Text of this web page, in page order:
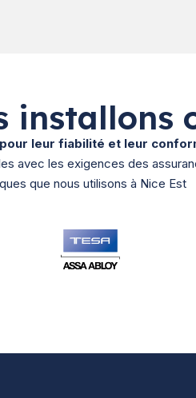
installons
leur fiabilité et leur
avec les exigences des
que nous utilisons à Nice Est